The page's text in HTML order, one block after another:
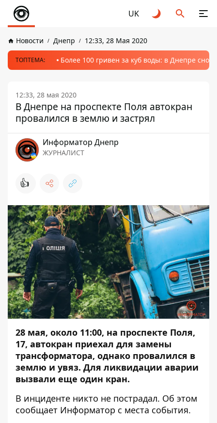
UK
Новости Днепр 12:33, 28 Мая 2020
ТОПТЕМА: Более 100 гривен за куб воды: в Днепре
12:33, 28 мая 2020
В Днепре на проспекте Поля автокран
провалился в землю и застрял
Информатор Днепр
ЖУРНАЛИСТ
👍
28 мая, около 11:00, на проспекте Поля,
17, автокран приехал для замены
трансформатора, однако провалился в
землю и увяз. Для ликвидации аварии
вызвали еще один кран.
В инциденте никто не пострадал. Об этом
сообщает Информатор с места события.